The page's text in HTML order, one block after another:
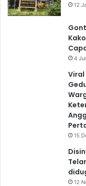
12
4
Viral
15
12